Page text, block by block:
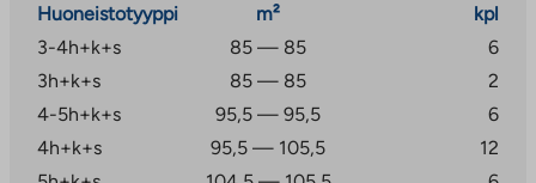
Huoneistotyyppi m²
kpl
3-4h+k+s
85 — 85
6
3h+k+s
85 — 85
2
4-5h+k+s
95,5 — 95,5
6
4h+k+s
95,5 — 105,5
12